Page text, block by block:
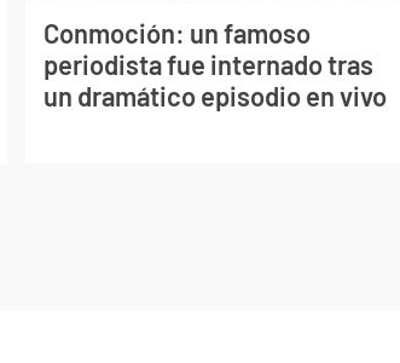
Conmoción: un famoso
periodista fue internado tras
un dramático episodio en vivo